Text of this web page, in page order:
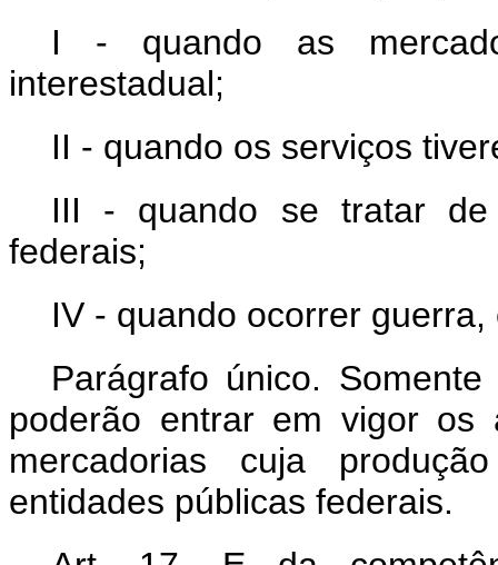
I - quando as
interestadual;
II - quando os serviços
III - quando se tratar de
federais;
IV - quando ocorrer
Parágrafo único.
poderão entrar em vigor os
mercadorias cuja
entidades públicas federais.